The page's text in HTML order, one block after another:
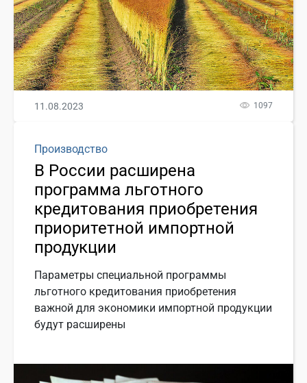
11.08.2023 1097
Производство
В России расширена
программа льготного
кредитования приобретения
приоритетной импортной
продукции
Параметры специальной программы
льготного кредитования приобретения
важной для экономики импортной продукции
будут расширены